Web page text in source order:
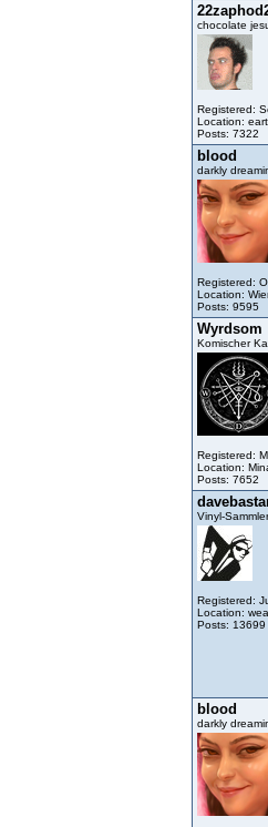
chocolate
Registered:
Location:
Posts: 7322
blood
darkly
Registered:
Location:
Posts: 9595
Wyrdsom
Komischer
Registered:
Location:
Posts: 7652
Vinyl-Sammler
Registered:
Location:
Posts: 13699
blood
darkly